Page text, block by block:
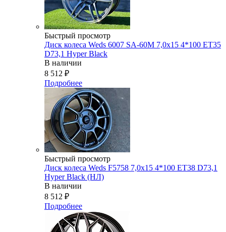
Быстрый просмотр
Диск колеса Weds 6007 SA-60M 7,0x15 4*100 ET35
D73,1 Hyper Black
В наличии
8 512 ₽
Подробнее
Быстрый просмотр
Диск колеса Weds F5758 7,0x15 4*100 ET38 D73,1
Hyper Black (НЛ)
В наличии
8 512 ₽
Подробнее